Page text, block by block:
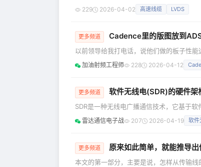
信号、LVDS、SerDes等关键技术，并提供
229 2026-04-02 高速线缆 LVDS
更多频道 Cadence里的版图放到
以前领导给我打电话，说他们做的板子性
板子的影响应该不至于这么大，但是万一
上的线宽是不是有影响。 本来想，就用最
加油射频工程师 228 2026-04-12
更多频道 软件无线电(SDR)的硬件架
SDR是一种无线电广播通信技术，它基于
功能可通过软件下载和更新来升级，而不
身功能的能力，从而通过动态加载新的波
雷达通信电子战 207 2026-04-19 软件
更多频道 原来如此简单，就能推导
本文的第一部分，主要是说，怎样从传输